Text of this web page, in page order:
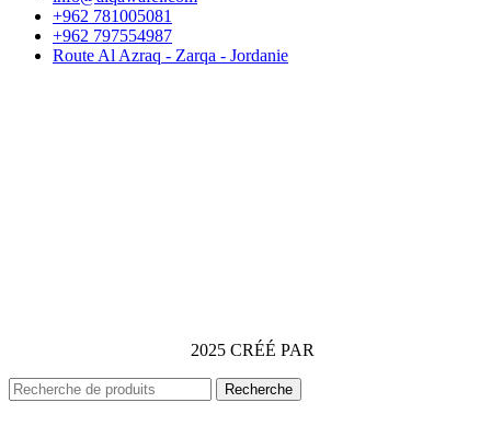
+962 781005081
+962 797554987
Route Al Azraq - Zarqa - Jordanie
2025 CRÉÉ PAR
Recherche